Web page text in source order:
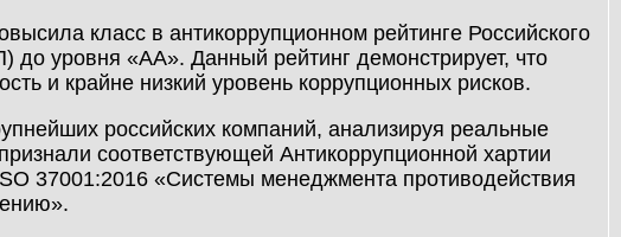
класс в антикоррупционном рейтинге Российского
уровня «АА». Данный рейтинг демонстрирует, что
и крайне низкий уровень коррупционных рисков.
российских компаний, анализируя реальные
соответствующей Антикоррупционной хартии
37001:2016 «Системы менеджмента противодействия